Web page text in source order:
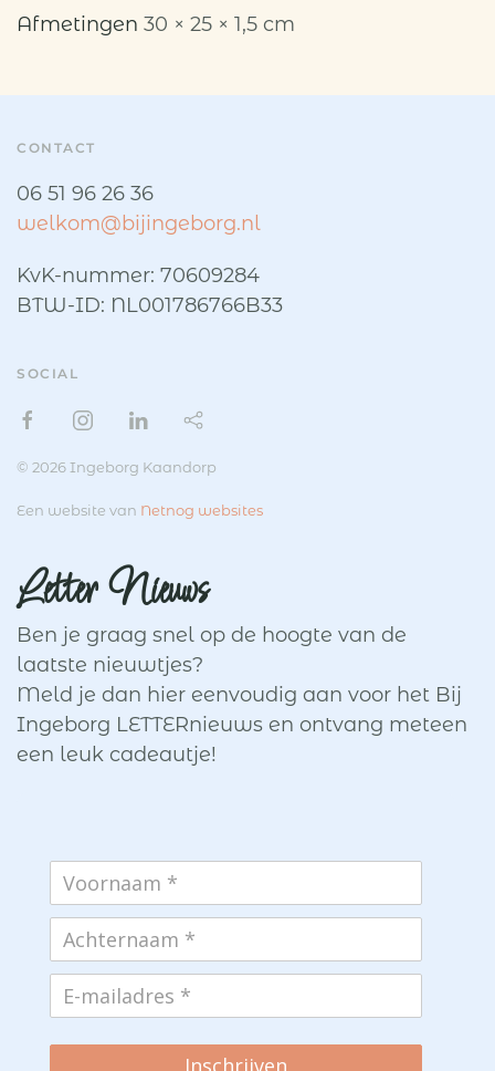
Afmetingen 30 × 25 × 1,5 cm
CONTACT
06 51 96 26 36
welkom@bijingeborg.nl
KvK-nummer: 70609284
BTW-ID: NL001786766B33
SOCIAL
© 2026 Ingeborg Kaandorp
Een website van Netnog websites
Letter Nieuws
Ben je graag snel op de hoogte van de
laatste nieuwtjes?
Meld je dan hier eenvoudig aan voor het Bij
Ingeborg LETTERnieuws en ontvang meteen
een leuk cadeautje!
Inschrijven